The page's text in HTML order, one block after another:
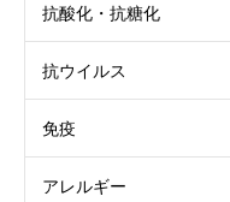
抗酸化・抗糖化
抗ウイルス
免疫
アレルギー